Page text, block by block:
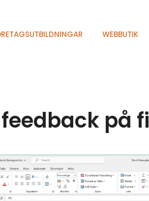
WEBBUTIK
på